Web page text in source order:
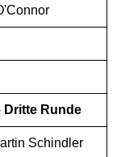
Dritte Runde
Schindler